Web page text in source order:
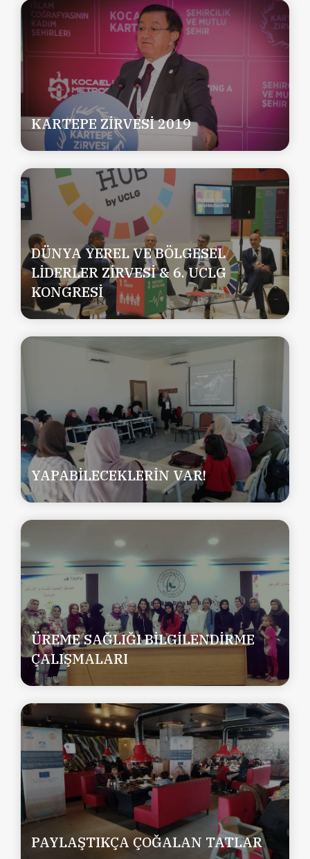
KARTEPE ZİRVESİ 2019
DÜNYA YEREL VE BÖLGESEL
LİDERLER ZİRVESİ & 6. UCLG
KONGRESİ
YAPABİLECEKLERİN VAR!
ÜREME SAĞLIĞI BİLGİLENDİRME
ÇALIŞMALARI
PAYLAŞTIKÇA ÇOĞALAN TATLAR